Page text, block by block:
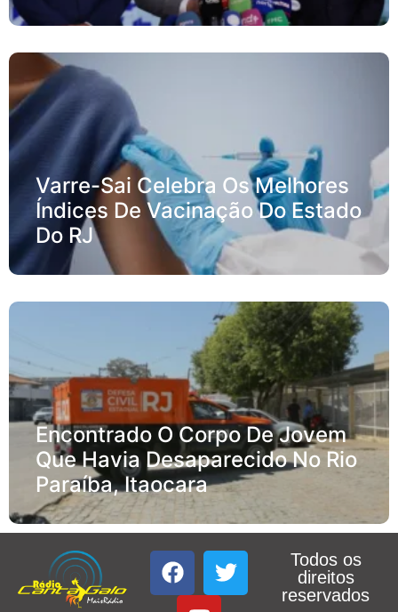
Varre-Sai Celebra Os Melhores
Índices De Vacinação Do Estado
Do RJ
Encontrado O Corpo De Jovem
Que Havia Desaparecido No Rio
Paraíba, Itaocara
Todos os
direitos
reservados